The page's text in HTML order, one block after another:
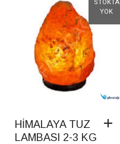
STOKTA
YOK
HİMALAYA TUZ
LAMBASI 2-3 KG